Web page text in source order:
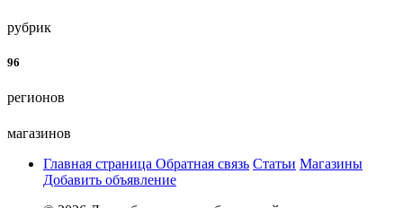
рубрик
96
регионов
магазинов
Главная страница Обратная связь Статьи Магазины
Добавить объявление